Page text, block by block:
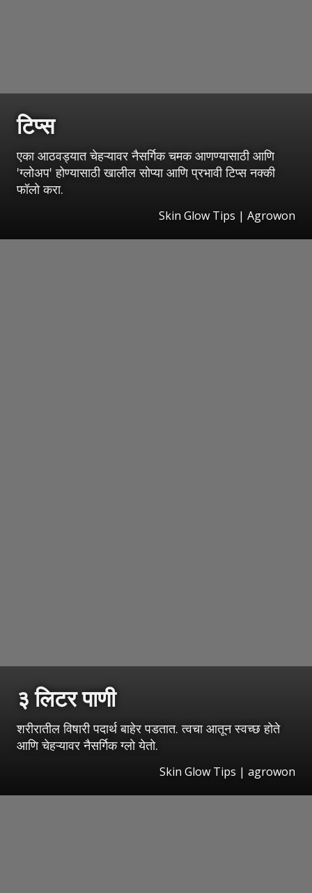
टिप्स
एका आठवड्यात चेहऱ्यावर नैसर्गिक चमक आणण्यासाठी आणि
'ग्लोअप' होण्यासाठी खालील सोप्या आणि प्रभावी टिप्स नक्की
फॉलो करा.
Skin Glow Tips | Agrowon
३ लिटर पाणी
शरीरातील विषारी पदार्थ बाहेर पडतात. त्वचा आतून स्वच्छ होते
आणि चेहऱ्यावर नैसर्गिक ग्लो येतो.
Skin Glow Tips | agrowon